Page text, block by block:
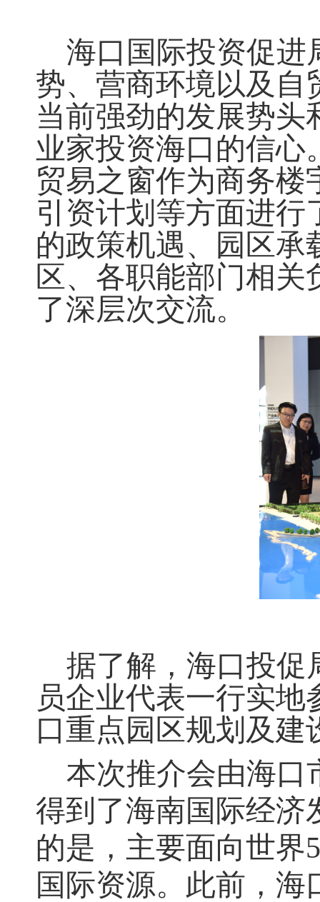
海口国际投资促进
势、营商环境以及自
当前强劲的发展势
业家投资海口的信心
贸易之窗作为商务楼
引资计划 等方面进行
的政策机遇、园区承
区、各职能部门相
了深层次交流。
据了解， 海口投促
员企业代表一行实地
口重点园区规划及建
本次推介会由海口
得到了海南国际经济
的是，主要面向世界
国际资源。 此前， 海